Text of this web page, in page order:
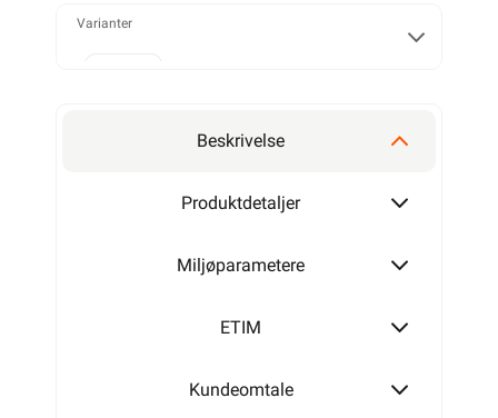
Varianter
Alarmkabel skjermet 6 leder
Alarmkabel skjermet 12 leder
Beskrivelse
Produktdetaljer
Miljøparametere
ETIM
Kundeomtale